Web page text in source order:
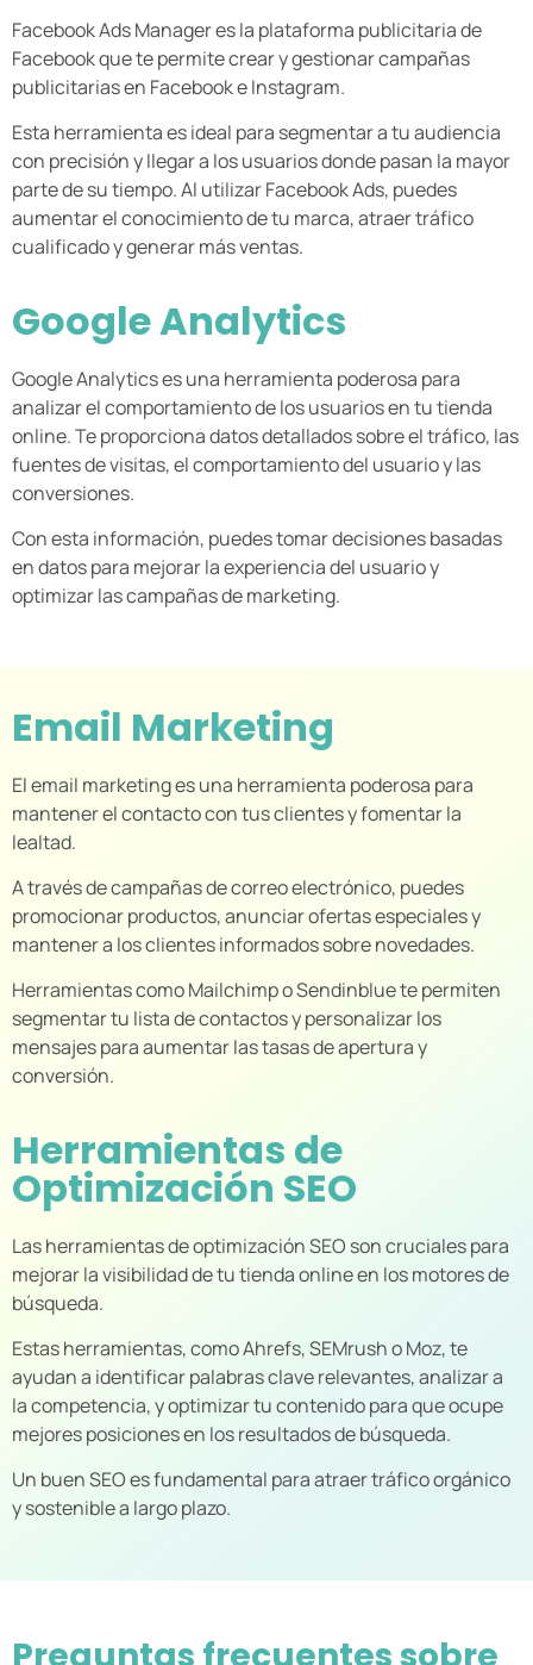
Google Analytics
Google Analytics es una herramienta poderosa para
analizar el comportamiento de los usuarios en tu tienda
online. Te proporciona datos detallados sobre el tráfico, las
fuentes de visitas, el comportamiento del usuario y las
conversiones.
Con esta información, puedes tomar decisiones basadas
en datos para mejorar la experiencia del usuario y
optimizar las campañas de marketing.
Facebook Ads Manager es la plataforma publicitaria de
Facebook que te permite crear y gestionar campañas
publicitarias en Facebook e Instagram.
Esta herramienta es ideal para segmentar a tu audiencia
con precisión y llegar a los usuarios donde pasan la mayor
parte de su tiempo. Al utilizar Facebook Ads, puedes
aumentar el conocimiento de tu marca, atraer tráfico
cualificado y generar más ventas.
Herramientas de
Optimización SEO
Las herramientas de optimización SEO son cruciales para
mejorar la visibilidad de tu tienda online en los motores de
búsqueda.
Estas herramientas, como Ahrefs, SEMrush o Moz, te
ayudan a identificar palabras clave relevantes, analizar a
la competencia, y optimizar tu contenido para que ocupe
mejores posiciones en los resultados de búsqueda.
Un buen SEO es fundamental para atraer tráfico orgánico
y sostenible a largo plazo.
Email Marketing
El email marketing es una herramienta poderosa para
mantener el contacto con tus clientes y fomentar la
lealtad.
A través de campañas de correo electrónico, puedes
promocionar productos, anunciar ofertas especiales y
mantener a los clientes informados sobre novedades.
Herramientas como Mailchimp o Sendinblue te permiten
segmentar tu lista de contactos y personalizar los
mensajes para aumentar las tasas de apertura y
conversión.